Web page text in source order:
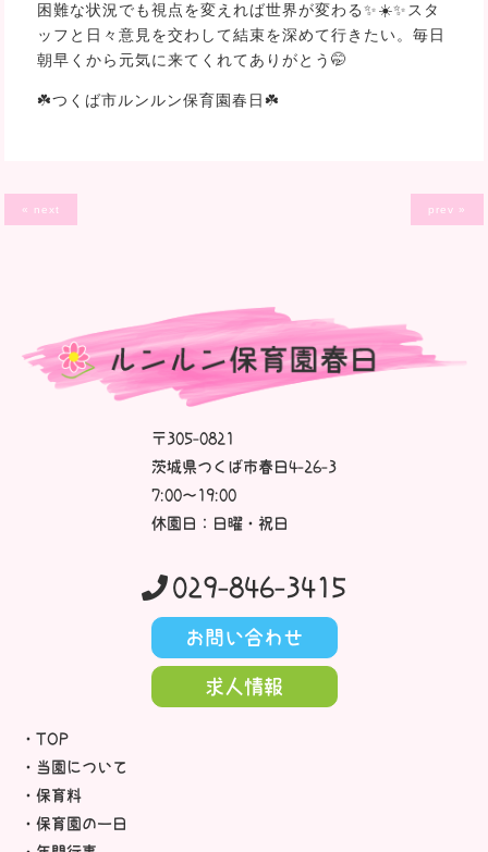
困難な状況でも視点を変えれば世界が変わる✨☀️✨スタ
ッフと日々意見を交わして結束を深めて行きたい。毎日
朝早くから元気に来てくれてありがとう🤭
☘️つくば市ルンルン保育園春日☘️
« next prev »
〒305-0821
茨城県つくば市春日4-26-3
7:00～19:00
休園日：日曜・祝日
029-846-3415
お問い合わせ
求人情報
TOP
当園について
保育料
保育園の一日